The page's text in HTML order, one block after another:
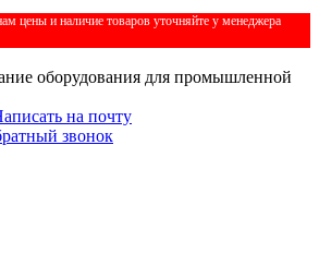
цены и наличие товаров уточняйте у менеджера
оборудования для промышленной
на почту
звонок